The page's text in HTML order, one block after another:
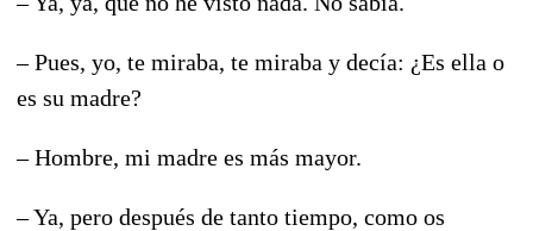
– Pues, yo, te miraba, te miraba y decía: ¿Es ella o
es su madre?
– Hombre, mi madre es más mayor.
– Ya, pero después de tanto tiempo, como os